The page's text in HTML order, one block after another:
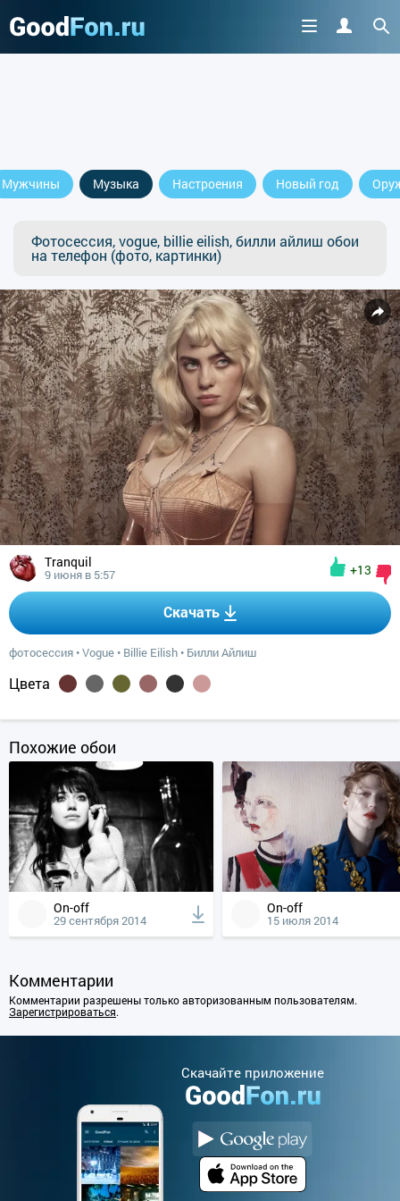
Мужчины Музыка Настроения Новый год
Фотосессия, vogue, billie eilish, билли айлиш обои
на телефон (фото, картинки)
Tranquil
9 июня в 5:57 +13
Скачать
фотосессия •Vogue • Billie Eilish • Билли Айлиш
Цвета
Похожие обои
On-off
29 сентября 2014
On-off
15 июля 2014
Комментарии
Комментарии разрешены только авторизованным пользователям.
Зарегистрироваться.
Cкачайте приложение